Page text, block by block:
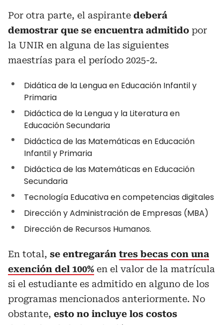
Por otra parte, el aspirante deberá
demostrar que se encuentra admitido por
la UNIR en alguna de las siguientes
maestrías para el período 2025-2.
Didática de la Lengua en Educación Infantil y
Primaria
Didáctica de la Lengua y la Literatura en
Educación Secundaria
Didáctica de las Matemáticas en Educación
Infantil y Primaria
Didáctica de las Matemáticas en Educación
Secundaria
Tecnología Educativa en competencias digitales
Dirección y Administración de Empresas (MBA)
Dirección de Recursos Humanos.
En total, se entregarán tres becas con una
exención del 100% en el valor de la matrícula
si el estudiante es admitido en alguno de los
programas mencionados anteriormente. No
obstante, esto no incluye los costos